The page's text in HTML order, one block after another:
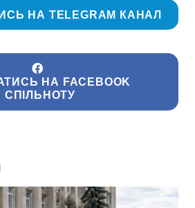
НА TELEGRAM КАНАЛ
НА FACEBOOK
СПІЛЬНОТУ